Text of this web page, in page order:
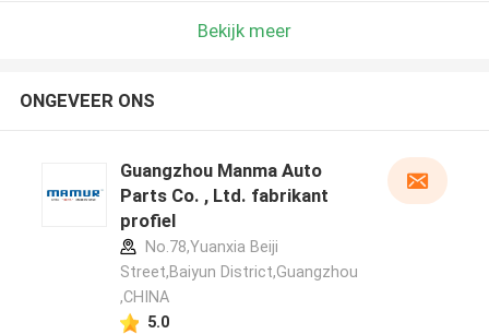
Bekijk meer
ONGEVEER ONS
Guangzhou Manma Auto
Parts Co. , Ltd. fabrikant
profiel
No.78,Yuanxia Beiji
Street,Baiyun District,Guangzhou
,CHINA
5.0